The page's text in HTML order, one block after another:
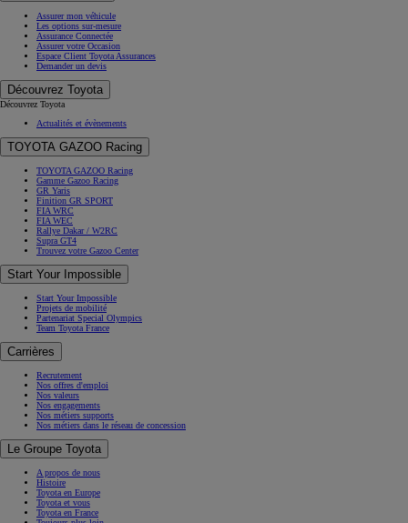
Assurer mon véhicule
Les options sur-mesure
Assurance Connectée
Assurer votre Occasion
Espace Client Toyota Assurances
Demander un devis
Découvrez Toyota
Découvrez Toyota
Actualités et évènements
TOYOTA GAZOO Racing
TOYOTA GAZOO Racing
Gamme Gazoo Racing
GR Yaris
Finition GR SPORT
FIA WRC
FIA WEC
Rallye Dakar / W2RC
Supra GT4
Trouvez votre Gazoo Center
Start Your Impossible
Start Your Impossible
Projets de mobilité
Partenariat Special Olympics
Team Toyota France
Carrières
Recrutement
Nos offres d'emploi
Nos valeurs
Nos engagements
Nos métiers supports
Nos métiers dans le réseau de concession
Le Groupe Toyota
A propos de nous
Histoire
Toyota en Europe
Toyota et vous
Toyota en France